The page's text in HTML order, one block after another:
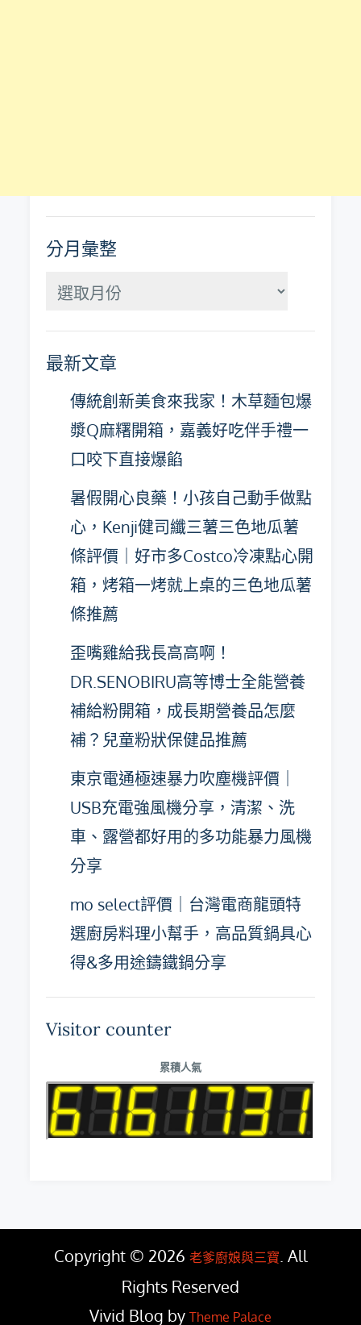
分月彙整
分
整
最新文章
傳統創新美食來我家！木草麵包爆
漿Q麻糬開箱，嘉義好吃伴手禮一
口咬下直接爆餡
暑假開心良藥！小孩自己動手做點
心，Kenji健司纖三薯三色地瓜薯
條評價｜好市多Costco冷凍點心開
箱，烤箱一烤就上桌的三色地瓜薯
條推薦
歪嘴雞給我長高高啊！
DR.SENOBIRU高等博士全能營養
補給粉開箱，成長期營養品怎麼
補？兒童粉狀保健品推薦
東京電通極速暴力吹塵機評價｜
USB充電強風機分享，清潔、洗
車、露營都好用的多功能暴力風機
分享
mo select評價｜台灣電商龍頭特
選廚房料理小幫手，高品質鍋具心
得&多用途鑄鐵鍋分享
Visitor counter
累積人氣
Copyright © 2026 老爹廚娘與三寶 . All
Rights Reserved
Vivid Blog by Theme Palace